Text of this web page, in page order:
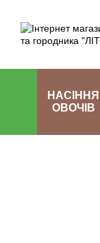
НАСІННЯ
ОВОЧІВ